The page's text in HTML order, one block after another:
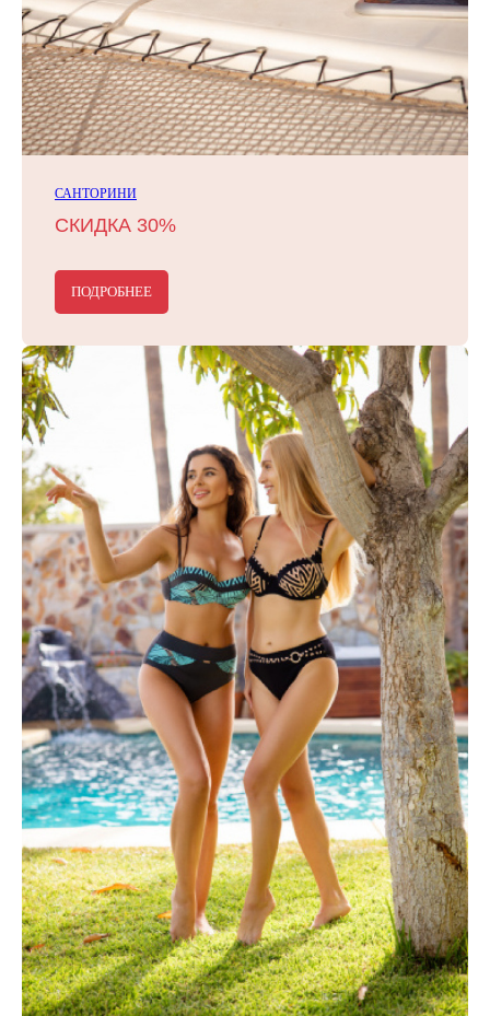
САНТОРИНИ
СКИДКА 30%
ПОДРОБНЕЕ